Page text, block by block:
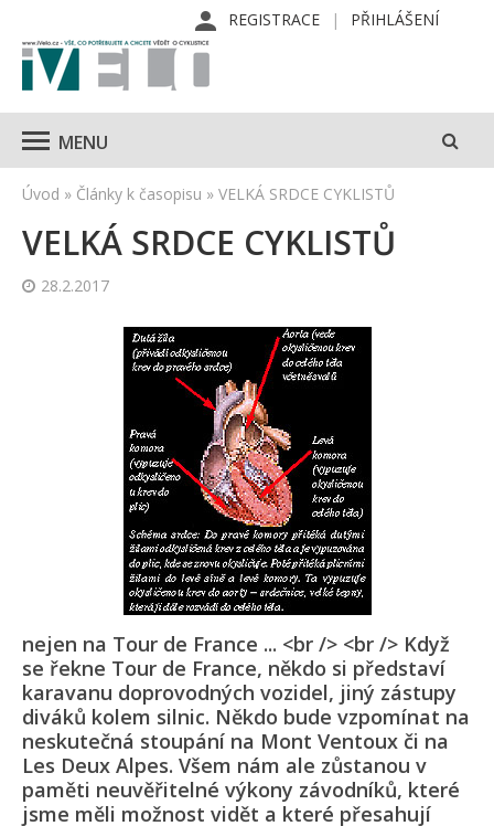
REGISTRACE PŘIHLÁŠENÍ
MENU
Úvod » Články k časopisu » VELKÁ SRDCE CYKLISTŮ
VELKÁ SRDCE CYKLISTŮ
28.2.2017
nejen na Tour de France ... <br /> <br /> Když
se řekne Tour de France, někdo si představí
karavanu doprovodných vozidel, jiný zástupy
diváků kolem silnic. Někdo bude vzpomínat na
neskutečná stoupání na Mont Ventoux či na
Les Deux Alpes. Všem nám ale zůstanou v
paměti neuvěřitelné výkony závodníků, které
jsme měli možnost vidět a které přesahují